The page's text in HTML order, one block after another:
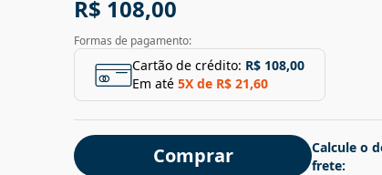
R$ 108,00
Formas de pagamento:
Cartão de crédito: R$ 108,00
Em até 5X de R$ 21,60
Comprar
Calcule o
frete: